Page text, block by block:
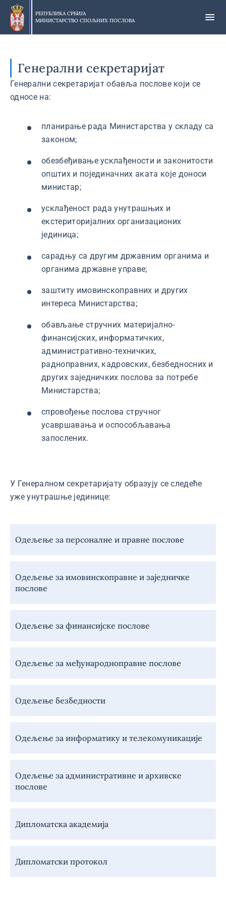
Прескочи
главни
део
РЕПУБЛИКА СРБИЈА
МИНИСТАРСТВО СПОЉНИХ ПОСЛОВА
Генерални секретаријат
Генерални секретаријат обавља послове који се
односе на:
планирање рада Министарства у складу са
законом;
обезбеђивање усклађености и законитости
општих и појединачних аката које доноси
министар;
усклађеност рада унутрашњих и
екстериторијалних организационих
јединица;
сарадњу са другим државним органима и
органима државне управе;
заштиту имовинскоправних и других
интереса Министарства;
обављање стручних материјално-
финансијских, информатичких,
административно-техничких,
радноправних, кадровских, безбедносних и
других заједничких послова за потребе
Министарства;
спровођење послова стручног
усавршавања и оспособљавања
запослених.
У Генералном секретаријату образују се следеће
уже унутрашње јединице:
секретаријат
Одељење за персоналне и правне послове
Одељење за имовинскоправне и заједничке
послове
Одељење за финансијске послове
Одељење за међународноправне послове
Одељење безбедности
Одељење за информатику и телекомуникације
Одељење за административне и архивске
послове
Дипломатска академија
Дипломатски протокол